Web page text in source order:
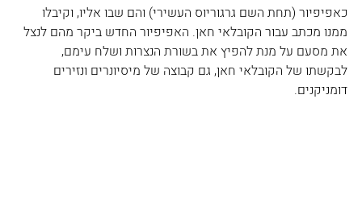
כאפיפיור (תחת השם גרגוריוס העשירי) והם שבו אליו, וקיבלו
ממנו מכתב עבור הקובלאי חאן. האפיפיור החדש ביקר מהם לנצל
את מסעם על מנת להפיץ את בשורת הנצרות ושלח עימם,
לבקשתו של הקובלאי חאן, גם קבוצה של מיסיונרים ונזירים
דומניקנים.